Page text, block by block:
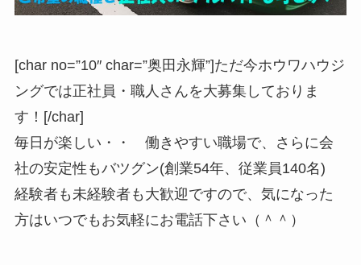
[char no=”10″ char=”奥田永輝”]ただ今ホウワハウジ
ングでは正社員・職人さんを大募集しておりま
す！[/char]
毎日が楽しい・・ 働きやすい職場で、さらに会
社の安定性もバツグン(創業54年、従業員140名)
経験者も未経験者も大歓迎ですので、気になった
方はいつでもお気軽にお電話下さい（＾＾）